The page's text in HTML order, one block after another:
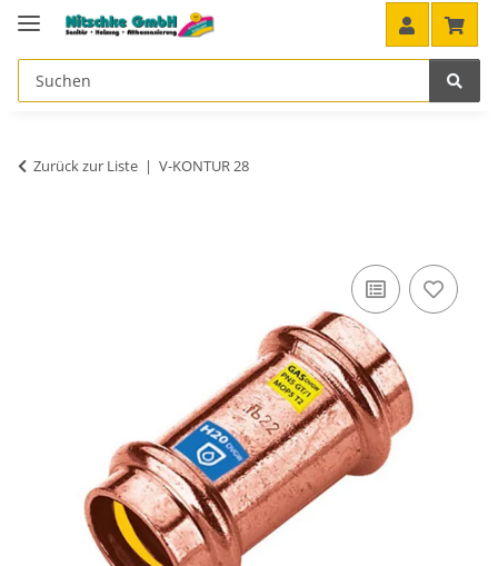
Zurück zur Liste V-KONTUR 28